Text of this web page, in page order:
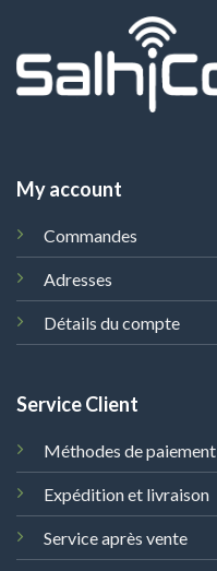
My account
Commandes
Adresses
Détails du compte
Service Client
Méthodes de paiement
Expédition et livraison
Service après vente